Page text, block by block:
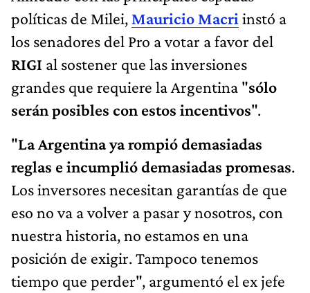
grandes que requiere la Argentina "
sólo
serán posibles con estos incentivos
".
"La Argentina ya rompió demasiadas
reglas e incumplió demasiadas promesas
Los inversores necesitan garantías de que
eso no va a volver a pasar y nosotros, con
nuestra historia, no estamos en una
posición de exigir. Tampoco tenemos
tiempo que perder", argumentó el ex jefe
de Estado, en un nuevo guiño a la
administración libertaria.
MFN / Gi